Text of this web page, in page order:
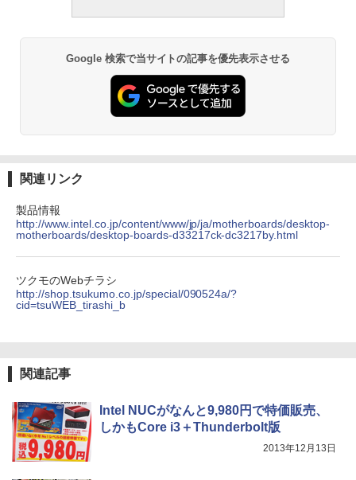
Google 検索で当サイトの記事を優先表示させる
関連リンク
製品情報
http://www.intel.co.jp/content/www/jp/ja/motherboards/desktop-
motherboards/desktop-boards-d33217ck-dc3217by.html
ツクモのWebチラシ
http://shop.tsukumo.co.jp/special/090524a/?
cid=tsuWEB_tirashi_b
関連記事
Intel NUCがなんと9,980円で特価販売、
しかもCore i3＋Thunderbolt版
2013年12月13日